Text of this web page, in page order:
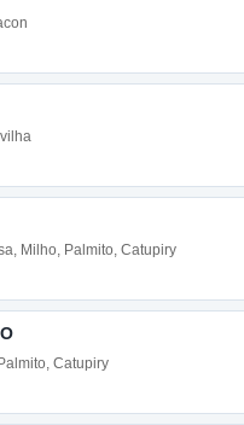
Milho, Palmito, Catupiry
Catupiry